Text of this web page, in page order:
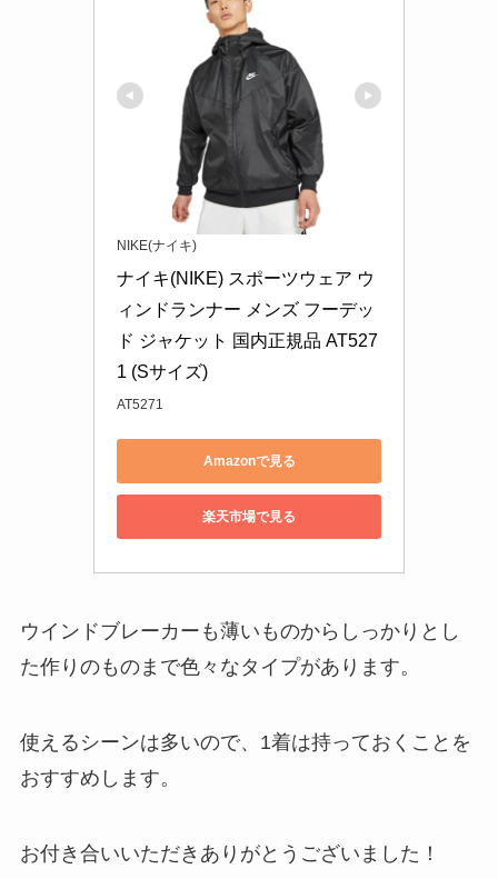
NIKE(ナイキ)
ナイキ(NIKE) スポーツウェア ウ
ィンドランナー メンズ フーデッ
ド ジャケット 国内正規品 AT527
1 (Sサイズ)
AT5271
Amazonで見る
楽天市場で見る
ウインドブレーカーも薄いものからしっかりとし
た作りのものまで色々なタイプがあります。
使えるシーンは多いので、1着は持っておくことを
おすすめします。
お付き合いいただきありがとうございました！